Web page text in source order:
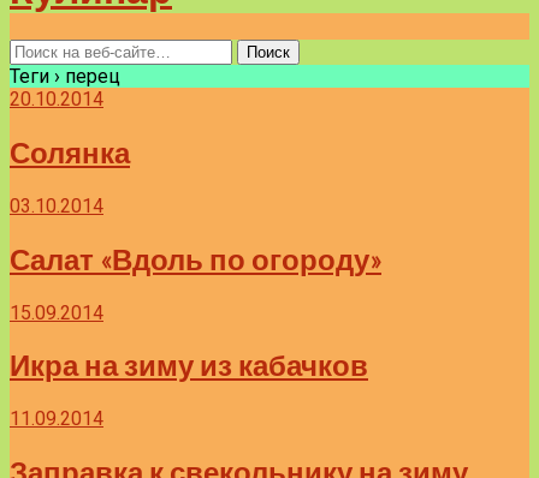
Теги › перец
20.10.2014
Солянка
03.10.2014
Салат «Вдоль по огороду»
15.09.2014
Икра на зиму из кабачков
11.09.2014